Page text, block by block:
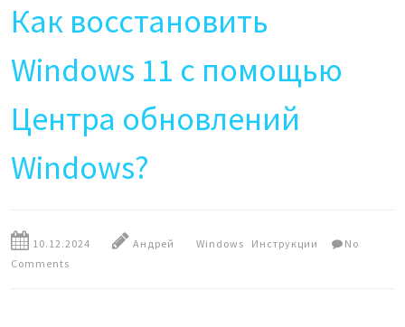
Как восстановить
Windows 11 с помощью
Центра обновлений
Windows?
10.12.2024 Андрей Windows Инструкции
No
Comments